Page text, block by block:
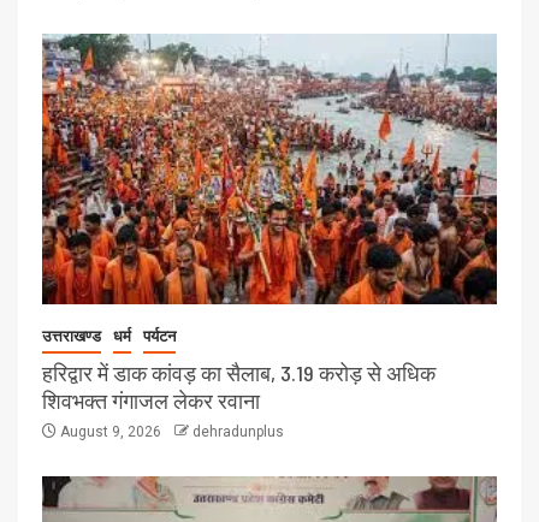
उत्तराखण्ड धर्म पर्यटन
हरिद्वार में डाक कांवड़ का सैलाब, 3.19 करोड़ से अधिक
शिवभक्त गंगाजल लेकर रवाना
August 9, 2026 dehradunplus